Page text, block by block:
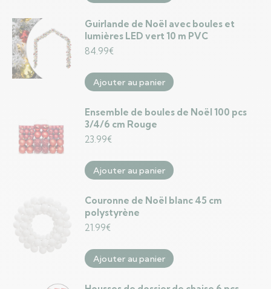
Guirlande de Noël avec boules et
lumières LED vert 10 m PVC
84.99€
Ajouter au panier
Ensemble de boules de Noël 100 pcs
3/4/6 cm Rouge
23.99€
Ajouter au panier
Couronne de Noël blanc 45 cm
polystyrène
21.99€
Ajouter au panier